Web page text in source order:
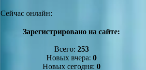
Сейчас онлайн:
Зарегистрировано на сайте:
Всего: 253
Новых вчера: 0
Новых сегодня: 0